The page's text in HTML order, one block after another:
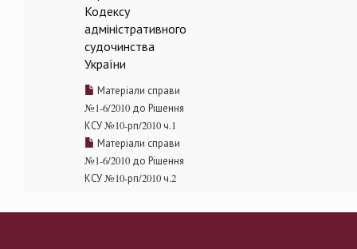
Кодексу
адміністративного
судочинства
України
Матеріали справи
№1-6/2010 до Рішення
КСУ №10-рп/2010 ч.1
Матеріали справи
№1-6/2010 до Рішення
КСУ №10-рп/2010 ч.2